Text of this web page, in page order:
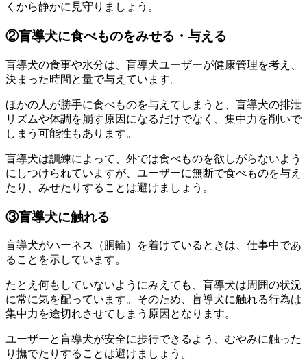
くから静かに見守りましょう 。
②盲導犬に食べものをみせる・与える
盲導犬の食事や水分は、盲導犬ユーザーが健康管理を考え、
決まった時間と量で与えています。
ほかの人が勝手に食べものを与えてしまうと、盲導犬の排泄
リズムや体調を崩す原因 になるだけでなく、 集中力を削いで
しまう 可能性もあります。
盲導犬は訓練によって、外では食べものを欲しがらないよう
にしつけられていますが、ユーザーに無断で食べものを与え
たり、みせたりすることは避けましょう。
③盲導犬に触れる
盲導犬がハーネス（胴輪）を着けているときは、仕事中であ
ることを示しています。
たとえ何もしていないようにみえても、盲導犬は周囲の状況
に常に気を配っています。そのため、盲導犬に触れる行為は
集中力を途切れさせてしまう原因 となります。
ユーザーと盲導犬が安全に歩行できるよう、むやみに触った
り撫でたりすることは避けましょう。